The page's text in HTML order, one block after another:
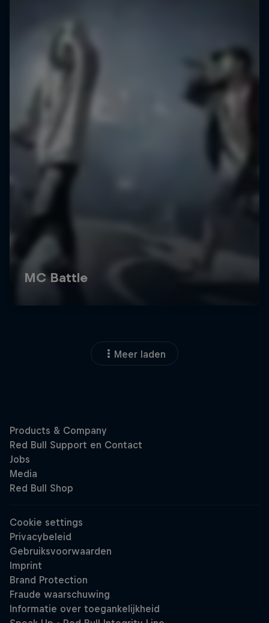
Meer laden